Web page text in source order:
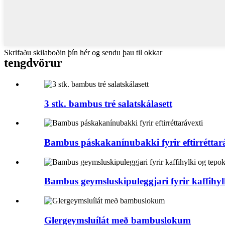
Skrifaðu skilaboðin þín hér og sendu þau til okkar
tengdvörur
3 stk. bambus tré salatskálasett
Bambus páskakanínubakki fyrir
Bambus geymsluskipuleggjari fyrir
Glergeymsluílát með bambuslokum